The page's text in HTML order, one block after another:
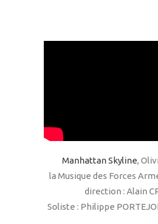
Manhattan Skyline,
la Musique des Forces
direction : Alain
Soliste : Philippe